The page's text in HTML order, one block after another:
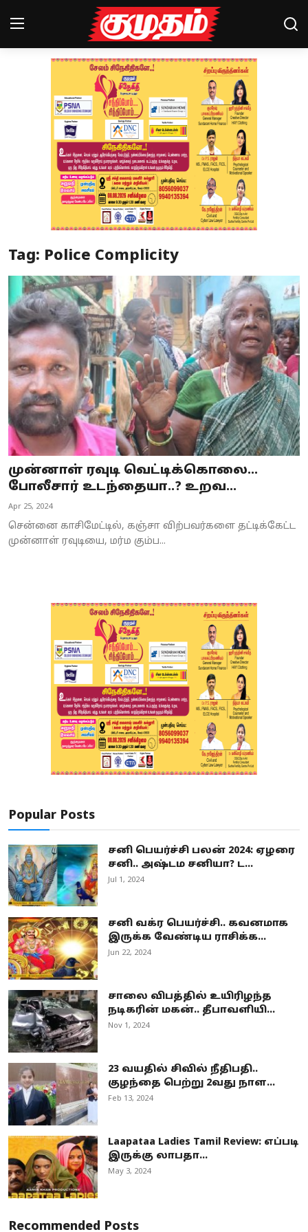
Magazines
Special Story
Business
Crime
Tamilnadu
National
World
Astrology
Spirituality
Weather
Tag: Police Complicity
முன்னாள் ரவுடி வெட்டிக்கொலை...
போலீசார் உடந்தையா..? உறவ...
Apr 25, 2024
சென்னை காசிமேட்டில், கஞ்சா விற்பவர்களை தட்டிக்கேட்ட
முன்னாள் ரவுடியை, மர்ம கும்ப...
Popular Posts
சனி பெயர்ச்சி பலன் 2024: ஏழரை
சனி.. அஷ்டம சனியா? ட...
Jul 1, 2024
சனி வக்ர பெயர்ச்சி.. கவனமாக
இருக்க வேண்டிய ராசிக்க...
Jun 22, 2024
சாலை விபத்தில் உயிரிழந்த
நடிகரின் மகன்.. தீபாவளியி...
Nov 1, 2024
23 வயதில் சிவில் நீதிபதி..
குழந்தை பெற்று 2வது நாள...
Feb 13, 2024
Laapataa Ladies Tamil Review: எப்படி
இருக்கு லாபதா...
May 3, 2024
Recommended Posts